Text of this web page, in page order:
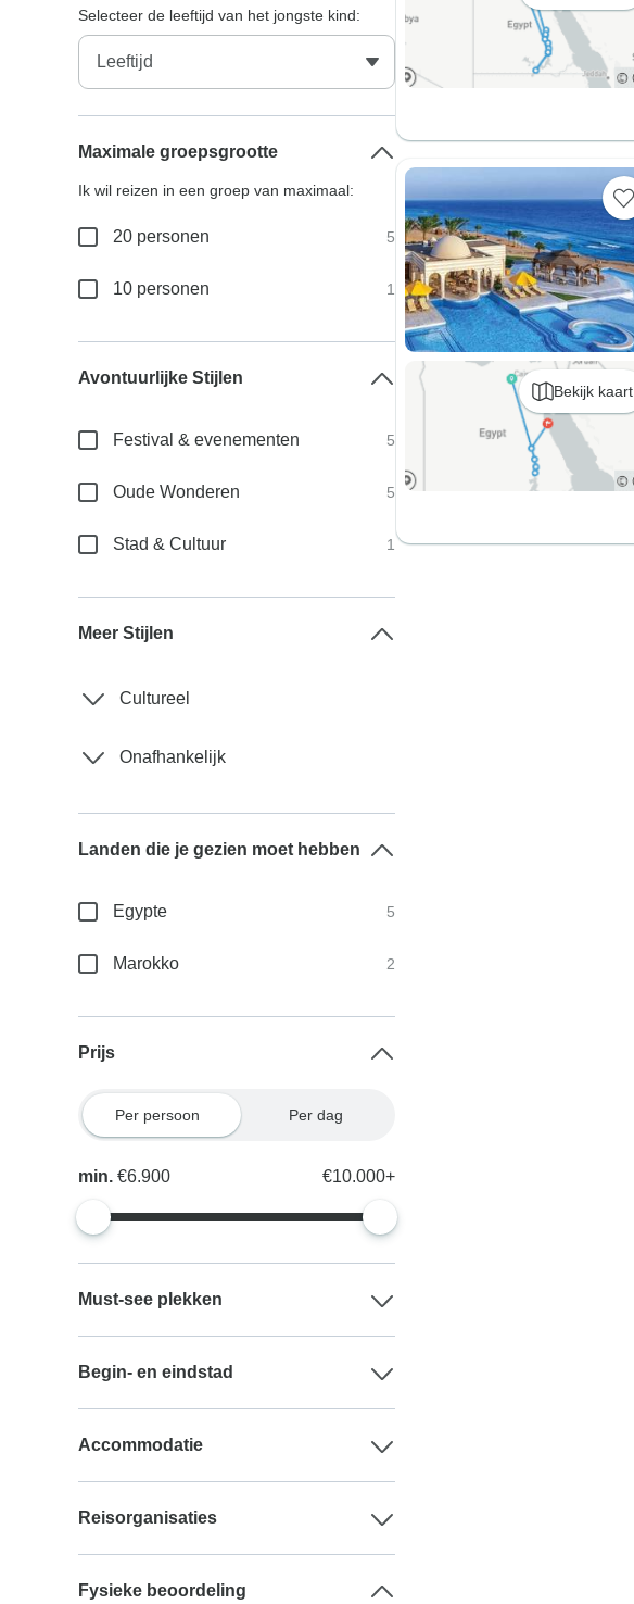
Bekijk kaart
Selecteer de leeftijd van het jongste kind:
Maximale groepsgrootte
Ik wil reizen in een groep van maximaal:
20 personen 5
10 personen 1
Avontuurlijke Stijlen
Festival & evenementen 5
Oude Wonderen 5
Stad & Cultuur 1
Meer Stijlen
Cultureel
Onafhankelijk
Landen die je gezien moet hebben
Egypte 5
Marokko 2
Prijs
Per persoon Per dag
min.€6.900 €10.000+
Must-see plekken
Begin- en eindstad
Accommodatie
Reisorganisaties
Fysieke beoordeling